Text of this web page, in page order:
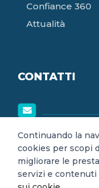
Confiance 360
Attualità
CONTATTI
Continuando la
cookies per scopi
migliorare le
servizi e contenuti